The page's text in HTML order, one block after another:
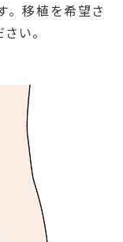
。移植を希望さ
い。